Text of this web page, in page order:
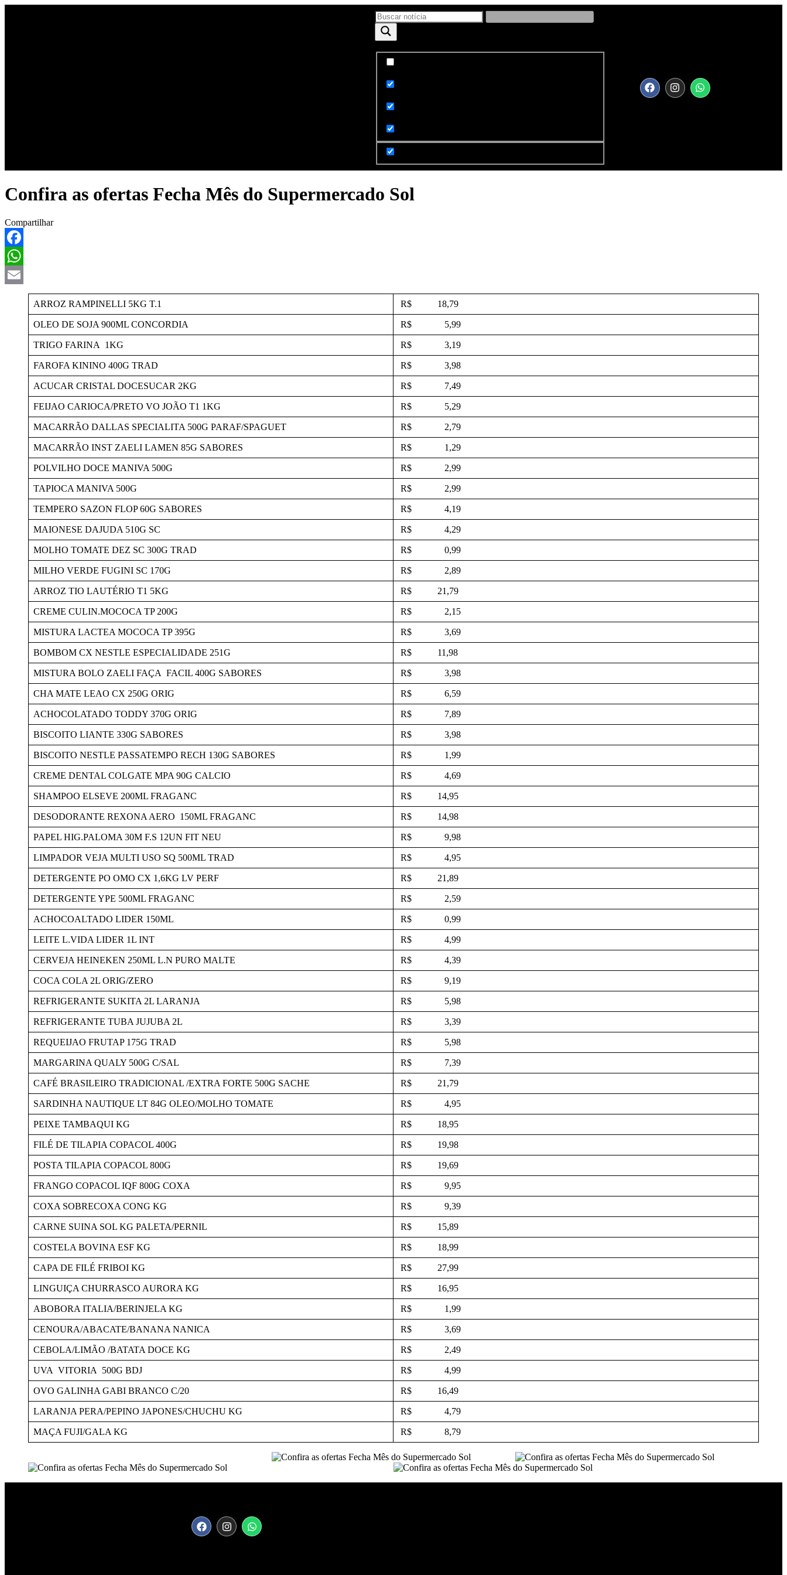
Confira as ofertas Fecha Mês do Supermercado Sol
Compartilhar
Facebook
WhatsApp
ARROZ RAMPINELLI 5KG T.1
R$ 18,79
OLEO DE SOJA 900ML CONCORDIA R$ 5,99
TRIGO FARINA 1KG R$ 3,19
FAROFA KININO 400G TRAD R$ 3,98
ACUCAR CRISTAL DOCESUCAR 2KG R$ 7,49
FEIJAO CARIOCA/PRETO VO JOÃO T1 1KG R$ 5,29
MACARRÃO DALLAS SPECIALITA 500G PARAF/SPAGUET R$ 2,79
MACARRÃO INST ZAELI LAMEN 85G SABORES R$ 1,29
POLVILHO DOCE MANIVA 500G R$ 2,99
TAPIOCA MANIVA 500G R$ 2,99
TEMPERO SAZON FLOP 60G SABORES R$ 4,19
MAIONESE DAJUDA 510G SC R$ 4,29
MOLHO TOMATE DEZ SC 300G TRAD R$ 0,99
MILHO VERDE FUGINI SC 170G R$ 2,89
ARROZ TIO LAUTÉRIO T1 5KG R$ 21,79
CREME CULIN.MOCOCA TP 200G R$ 2,15
MISTURA LACTEA MOCOCA TP 395G R$ 3,69
BOMBOM CX NESTLE ESPECIALIDADE 251G R$ 11,98
MISTURA BOLO ZAELI FAÇA FACIL 400G SABORES R$ 3,98
CHA MATE LEAO CX 250G ORIG R$ 6,59
ACHOCOLATADO TODDY 370G ORIG R$ 7,89
BISCOITO LIANTE 330G SABORES R$ 3,98
BISCOITO NESTLE PASSATEMPO RECH 130G SABORES R$ 1,99
CREME DENTAL COLGATE MPA 90G CALCIO R$ 4,69
SHAMPOO ELSEVE 200ML FRAGANC R$ 14,95
DESODORANTE REXONA AERO 150ML FRAGANC R$ 14,98
PAPEL HIG.PALOMA 30M F.S 12UN FIT NEU R$ 9,98
LIMPADOR VEJA MULTI USO SQ 500ML TRAD R$ 4,95
DETERGENTE PO OMO CX 1,6KG LV PERF R$ 21,89
DETERGENTE YPE 500ML FRAGANC R$ 2,59
ACHOCOALTADO LIDER 150ML R$ 0,99
LEITE L.VIDA LIDER 1L INT R$ 4,99
CERVEJA HEINEKEN 250ML L.N PURO MALTE R$ 4,39
COCA COLA 2L ORIG/ZERO R$ 9,19
REFRIGERANTE SUKITA 2L LARANJA R$ 5,98
REFRIGERANTE TUBA JUJUBA 2L R$ 3,39
REQUEIJAO FRUTAP 175G TRAD R$ 5,98
MARGARINA QUALY 500G C/SAL R$ 7,39
CAFÉ BRASILEIRO TRADICIONAL /EXTRA FORTE 500G SACHE R$ 21,79
SARDINHA NAUTIQUE LT 84G OLEO/MOLHO TOMATE R$ 4,95
PEIXE TAMBAQUI KG R$ 18,95
FILÉ DE TILAPIA COPACOL 400G R$ 19,98
POSTA TILAPIA COPACOL 800G R$ 19,69
FRANGO COPACOL IQF 800G COXA R$ 9,95
COXA SOBRECOXA CONG KG R$ 9,39
CARNE SUINA SOL KG PALETA/PERNIL R$ 15,89
COSTELA BOVINA ESF KG R$ 18,99
CAPA DE FILÉ FRIBOI KG R$ 27,99
LINGUIÇA CHURRASCO AURORA KG R$ 16,95
ABOBORA ITALIA/BERINJELA KG R$ 1,99
CENOURA/ABACATE/BANANA NANICA R$ 3,69
CEBOLA/LIMÃO /BATATA DOCE KG R$ 2,49
UVA VITORIA 500G BDJ R$ 4,99
OVO GALINHA GABI BRANCO C/20 R$ 16,49
LARANJA PERA/PEPINO JAPONES/CHUCHU KG R$ 4,79
MAÇA FUJI/GALA KG R$ 8,79